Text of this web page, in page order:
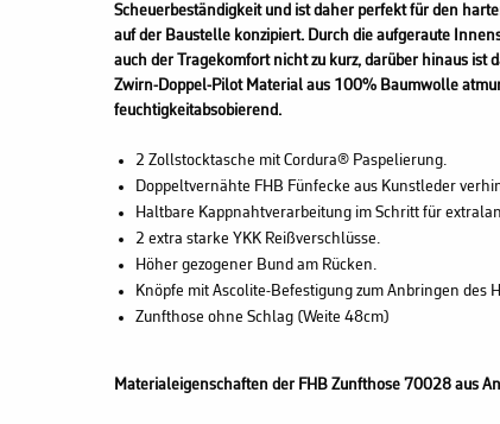
Scheuerbeständigkeit und ist daher perfekt für den
auf der Baustelle konzipiert. Durch die aufgeraute
auch der Tragekomfort nicht zu kurz, darüber hinaus ist
Zwirn-Doppel-Pilot Material aus 100% Baumwolle
feuchtigkeitabsobierend.
2 Zollstocktasche mit Cordura® Paspelierung.
Doppeltvernähte FHB Fünfecke aus Kunstleder
Haltbare Kappnahtverarbeitung im Schritt für
2 extra starke YKK Reißverschlüsse.
Höher gezogener Bund am Rücken.
Knöpfe mit Ascolite-Befestigung zum Anbringen des
Zunfthose ohne Schlag (Weite 48cm)
Materialeigenschaften der FHB Zunfthose 70028 aus